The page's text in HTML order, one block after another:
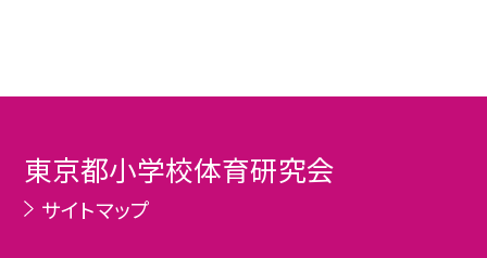
東京都小学校体育研究会
サイトマップ